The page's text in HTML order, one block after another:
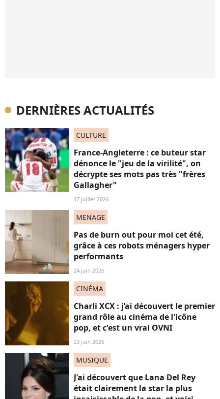
DERNIÈRES ACTUALITÉS
CULTURE
France-Angleterre : ce buteur star
dénonce le "jeu de la virilité", on
décrypte ses mots pas très "frères
Gallagher"
17 juillet 2026
MENAGE
Pas de burn out pour moi cet été,
grâce à ces robots ménagers hyper
performants
24 juin 2026
CINÉMA
Charli XCX : j’ai découvert le premier
grand rôle au cinéma de l'icône
pop, et c'est un vrai OVNI
23 juin 2026
MUSIQUE
J'ai découvert que Lana Del Rey
était clairement la star la plus